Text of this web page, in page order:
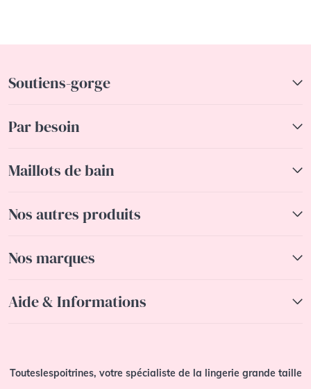
Soutiens-gorge
Par besoin
Maillots de bain
Nos autres produits
Nos marques
Aide & Informations
Touteslespoitrines, votre spécialiste de la lingerie grande taille